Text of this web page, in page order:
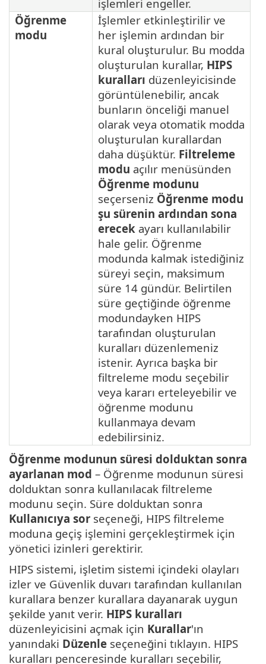
işlemleri engeller.
Öğrenme
modu
İşlemler etkinleştirilir ve
her işlemin ardından bir
kural oluşturulur. Bu modda
oluşturulan kurallar, HIPS
kuralları düzenleyicisinde
görüntülenebilir, ancak
bunların önceliği manuel
olarak veya otomatik modda
oluşturulan kurallardan
daha düşüktür. Filtreleme
modu açılır menüsünden
Öğrenme modunu
seçerseniz Öğrenme modu
şu sürenin ardından sona
erecek ayarı kullanılabilir
hale gelir. Öğrenme
modunda kalmak istediğiniz
süreyi seçin, maksimum
süre 14 gündür. Belirtilen
süre geçtiğinde öğrenme
modundayken HIPS
tarafından oluşturulan
kuralları düzenlemeniz
istenir. Ayrıca başka bir
filtreleme modu seçebilir
veya kararı erteleyebilir ve
öğrenme modunu
kullanmaya devam
edebilirsiniz.
Öğrenme modunun süresi dolduktan sonra
ayarlanan mod – Öğrenme modunun süresi
dolduktan sonra kullanılacak filtreleme
modunu seçin. Süre dolduktan sonra
Kullanıcıya sor seçeneği, HIPS filtreleme
moduna geçiş işlemini gerçekleştirmek için
yönetici izinleri gerektirir.
HIPS sistemi, işletim sistemi içindeki olayları
izler ve Güvenlik duvarı tarafından kullanılan
kurallara benzer kurallara dayanarak uygun
şekilde yanıt verir. HIPS kuralları
düzenleyicisini açmak için Kurallar'ın
yanındaki Düzenle seçeneğini tıklayın. HIPS
kuralları penceresinde kuralları seçebilir,